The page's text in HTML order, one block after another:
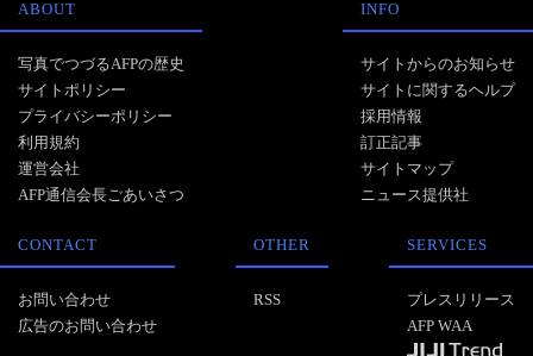
ABOUT
写真でつづるAFPの歴史
サイトポリシー
プライバシーポリシー
利用規約
運営会社
AFP通信会長ごあいさつ
INFO
サイトからのお知らせ
サイトに関するヘルプ
採用情報
訂正記事
サイトマップ
ニュース提供社
CONTACT
お問い合わせ
広告のお問い合わせ
OTHER
RSS
SERVICES
プレスリリース
AFP WAA